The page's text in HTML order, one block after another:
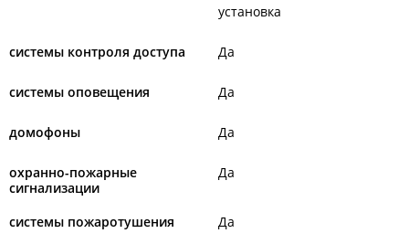
установка
системы контроля доступа Да
системы оповещения Да
домофоны Да
охранно-пожарные
сигнализации
Да
системы пожаротушения Да